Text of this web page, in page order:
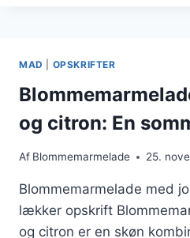
MAD OPSKRIFTER
og citron: En
Af Blommemarmelade 25.
Blommemarmelade med
lækker opskrift
og citron er en skøn